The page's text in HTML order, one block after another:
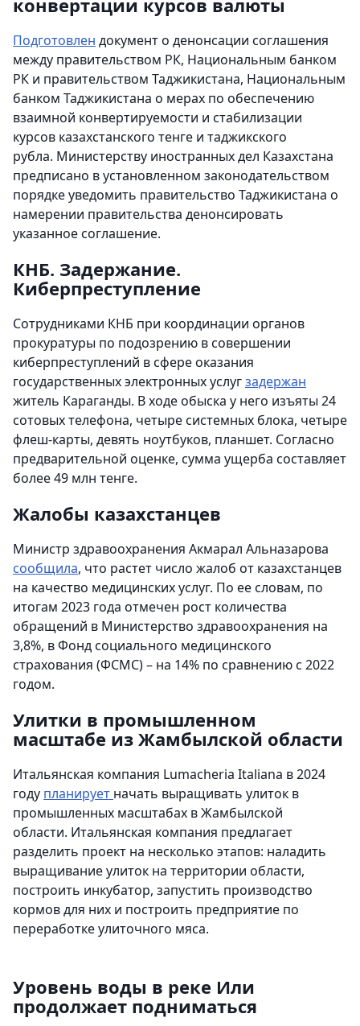
конвертации курсов валюты
Подготовлен документ о денонсации соглашения
между правительством РК, Национальным банком
РК и правительством Таджикистана, Национальным
банком Таджикистана о мерах по обеспечению
взаимной конвертируемости и стабилизации
курсов казахстанского тенге и таджикского
рубла. Министерству иностранных дел Казахстана
предписано в установленном законодательством
порядке уведомить правительство Таджикистана о
намерении правительства денонсировать
указанное соглашение.
КНБ. Задержание.
Киберпреступление
Сотрудниками КНБ при координации органов
прокуратуры по подозрению в совершении
киберпреступлений в сфере оказания
государственных электронных услугзадержан
житель Караганды. В ходе обыска у него изъяты 24
сотовых телефона, четыре системных блока, четыре
флеш-карты, девять ноутбуков, планшет. Согласно
предварительной оценке, сумма ущерба составляет
более 49 млн тенге.
Жалобы казахстанцев
Министр здравоохранения Акмарал Альназарова
сообщила, что растет число жалоб от казахстанцев
на качество медицинских услуг. По ее словам, по
итогам 2023 года отмечен рост количества
обращений в Министерство здравоохранения на
3,8%, в Фонд социального медицинского
страхования (ФСМС) – на 14% по сравнению с 2022
годом.
Улитки в промышленном
масштабе из Жамбылской области
Итальянская компания Lumacheria Italiana в 2024
году планирует начать выращивать улиток в
промышленных масштабах в Жамбылской
области. Итальянская компания предлагает
разделить проект на несколько этапов: наладить
выращивание улиток на территории области,
построить инкубатор, запустить производство
кормов для них и построить предприятие по
переработке улиточного мяса.
Уровень воды в реке Или
продолжает подниматься